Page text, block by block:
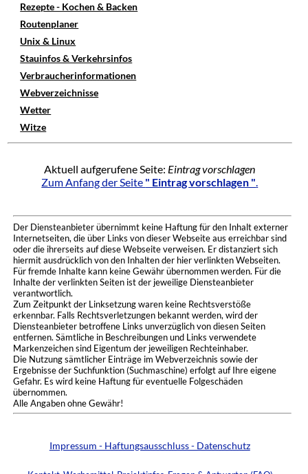
Rezepte - Kochen & Backen
Routenplaner
Unix & Linux
Stauinfos & Verkehrsinfos
Verbraucherinformationen
Webverzeichnisse
Wetter
Witze
Aktuell aufgerufene Seite: Eintrag vorschlagen
Zum Anfang der Seite " Eintrag vorschlagen ".
Der Diensteanbieter übernimmt keine Haftung für den Inhalt externer
Internetseiten, die über Links von dieser Webseite aus erreichbar sind
oder die ihrerseits auf diese Webseite verweisen. Er distanziert sich
hiermit ausdrücklich von den Inhalten der hier verlinkten Webseiten.
Für fremde Inhalte kann keine Gewähr übernommen werden. Für die
Inhalte der verlinkten Seiten ist der jeweilige Diensteanbieter
verantwortlich.
Zum Zeitpunkt der Linksetzung waren keine Rechtsverstöße
erkennbar. Falls Rechtsverletzungen bekannt werden, wird der
Diensteanbieter betroffene Links unverzüglich von diesen Seiten
entfernen. Sämtliche in Beschreibungen und Links verwendete
Markenzeichen sind Eigentum der jeweiligen Rechteinhaber.
Die Nutzung sämtlicher Einträge im Webverzeichnis sowie der
Ergebnisse der Suchfunktion (Suchmaschine) erfolgt auf Ihre eigene
Gefahr. Es wird keine Haftung für eventuelle Folgeschäden
übernommen.
Alle Angaben ohne Gewähr!
Impressum - Haftungsausschluss - Datenschutz